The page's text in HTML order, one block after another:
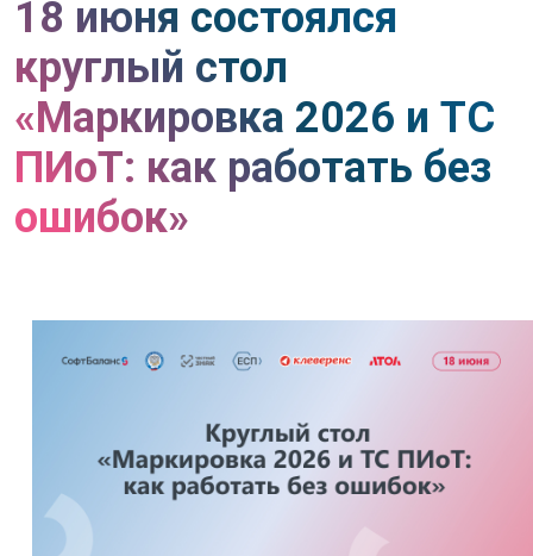
18 июня состоялся
круглый стол
«Маркировка 2026 и ТС
ПИоТ: как работать без
ошибок»